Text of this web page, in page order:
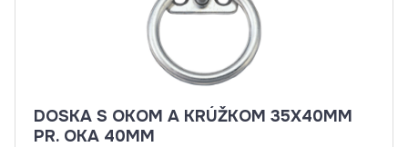
DOSKA S OKOM A KRÚŽKOM 35X40MM
PR. OKA 40MM